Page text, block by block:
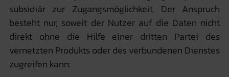
subsidiär zur Zugangsmöglichkeit. Der Anspruch
besteht nur, soweit der Nutzer auf die Daten nicht
direkt ohne die Hilfe einer dritten Partei des
vernetzten Produkts oder des verbundenen Dienstes
zugreifen kann: